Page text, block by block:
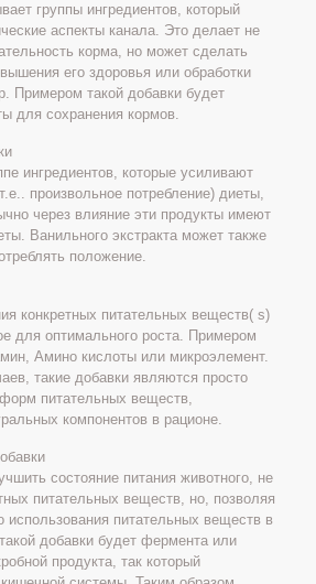
группы ингредиентов, который
аспекты канала. Это делает не
корма, но может сделать
его здоровья или обработки
Примером такой добавки будет
для сохранения кормов.
ингредиентов, которые усиливают
произвольное потребление) диеты,
через влияние эти продукты имеют
Ванильного экстракта может также
положение.
конкретных питательных веществ( s)
для оптимального роста. Примером
Амино кислоты или микроэлемент.
такие добавки являются просто
питательных веществ,
компонентов в рационе.
состояние питания животного, не
питательных веществ, но, позволяя
использования питательных веществ в
добавки будет фермента или
продукта, так который